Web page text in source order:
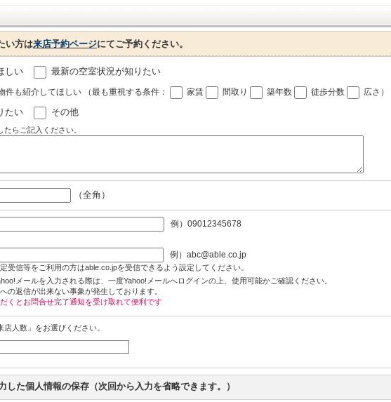
い方は来店予約ページにてご予約ください。
しい 最新の空室状況が知りたい
件も紹介してほしい （最も重視する条件： 家賃 間取り 築年数 徒歩分数 広さ ）
たい その他
らご記入ください。
（全角）
例）09012345678
例）abc@able.co.jp
受信等をご利用の方はable.co.jpを受信できるよう設定してください。
メールを入力される際は、一度Yahoo!メールへログインの上、使用可能かご確認ください。
の返信が出来ない事象が発生しております。
くとお問合せ完了通知を受け取れて便利です
人数」をお選びください。
した個人情報の保存（次回から入力を省略できます。）